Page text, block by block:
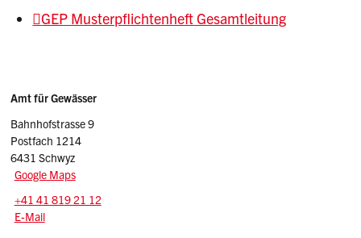
GEP Musterpflichtenheft Gesamtleitung
Sidebar
Adresse
Amt für Gewässer
Bahnhofstrasse 9
Postfach 1214
6431 Schwyz
Google Maps
Tel.:
+41 41 819 21 12
E-Mail: afg
E-Mail